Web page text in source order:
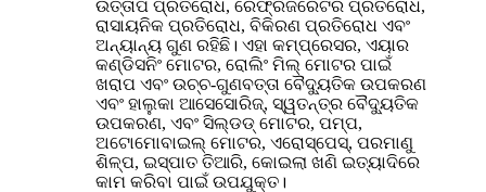
ଉତ୍ତାପ ପ୍ରତିରୋଧ, ରେଫ୍ରିଜରେଟର ପ୍ରତିରୋଧ,
ରାସାୟନିକ ପ୍ରତିରୋଧ, ବିକିରଣ ପ୍ରତିରୋଧ ଏବଂ
ଅନ୍ୟାନ୍ୟ ଗୁଣ ରହିଛି। ଏହା କମ୍ପ୍ରେସର, ଏୟାର
କଣ୍ଡିସନିଂ ମୋଟର, ରୋଲିଂ ମିଲ୍ ମୋଟର ପାଇଁ
ଖରାପ ଏବଂ ଉଚ୍ଚ-ଗୁଣବତ୍ତା ବୈଦ୍ୟୁତିକ ଉପକରଣ
ଏବଂ ହାଲୁକା ଆସେସୋରିଜ୍, ସ୍ୱତନ୍ତ୍ର ବୈଦ୍ୟୁତିକ
ଉପକରଣ, ଏବଂ ସିଲ୍ଡଡ୍ ମୋଟର, ପମ୍ପ,
ଅଟୋମୋବାଇଲ୍ ମୋଟର, ଏରୋସ୍ପେସ୍, ପରମାଣୁ
ଶିଳ୍ପ, ଇସ୍ପାତ ତିଆରି, କୋଇଲା ଖଣି ଇତ୍ୟାଦିରେ
କାମ କରିବା ପାଇଁ ଉପଯୁକ୍ତ।